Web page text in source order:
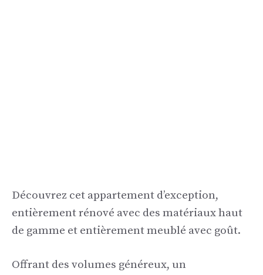
Découvrez cet appartement d’exception,
entièrement rénové avec des matériaux haut
de gamme et entièrement meublé avec goût.
Offrant des volumes généreux, un